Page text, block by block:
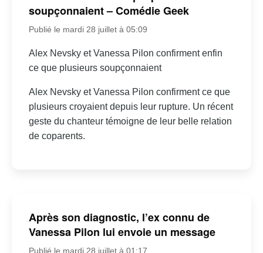
soupçonnaient – Comédie Geek
Publié le mardi 28 juillet à 05:09
Alex Nevsky et Vanessa Pilon confirment enfin
ce que plusieurs soupçonnaient
Alex Nevsky et Vanessa Pilon confirment ce que
plusieurs croyaient depuis leur rupture. Un récent
geste du chanteur témoigne de leur belle relation
de coparents.
Après son diagnostic, l’ex connu de
Vanessa Pilon lui envoie un message
Publié le mardi 28 juillet à 01:17